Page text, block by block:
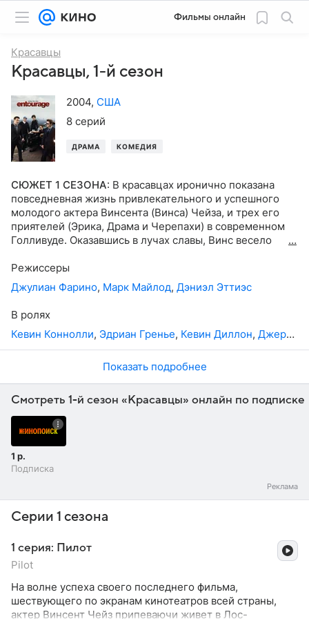
Фильмы онлайн
Красавцы
Красавцы, 1-й сезон
2004, США
8 серий
ДРАМА КОМЕДИЯ
СЮЖЕТ 1 СЕЗОНА: В красавцах иронично показана
повседневная жизнь привлекательного и успешного
молодого актера Винсента (Винса) Чейза, и трех его
приятелей (Эрика, Драма и Черепахи) в современном
Голливуде. Оказавшись в лучах славы, Винс весело
оставаться приземленным. Сериал основан на личном
опыте тех, кто работает в этой индустрии, чтобы
проиллюстрировать негативные стороны образа жизни
современных знаменитостей. Сериал повествует о том,
как сложно завязать искренние отношения и
самоопределиться в мире стремительно
развивающегося шоу бизнеса.
Режиссеры
Джулиан Фарино, Марк Майлод, Дэниэл Эттиэс
В ролях
Кевин Коннолли, Эдриан Гренье, Кевин Диллон, Джерри Феррара
Показать подробнее
Смотреть 1-й сезон «Красавцы» онлайн по подписке
1 р.
Подписка
Серии 1 сезона
1 серия: Пилот
Pilot
На волне успеха своего последнего фильма,
шествующего по экранам кинотеатров всей страны,
актер Винсент Чейз припеваючи живет в Лос-